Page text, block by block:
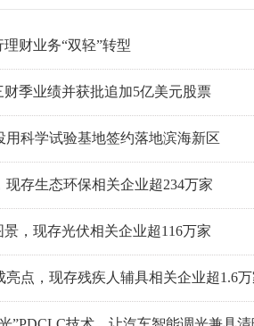
财业务“双轻”转型
财季业绩并获批追加5亿美元股票
用科学试验基地签约落地滨海新区
存生态环保相关企业超234万家
，现存光伏相关企业超116万家
点，现存残疾人辅具相关企业超1.6万